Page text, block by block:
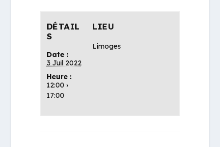
DÉTAIL
S
Date :
3 Juil 2022
Heure :
12:00 ›
17:00
LIEU
Limoges